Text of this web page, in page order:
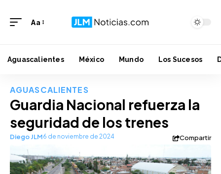
Aa
Aguascalientes México Mundo Los Sucesos
AGUASCALIENTES
Guardia Nacional refuerza la
seguridad de los trenes
Diego JLM6 de noviembre de 2024 Compartir